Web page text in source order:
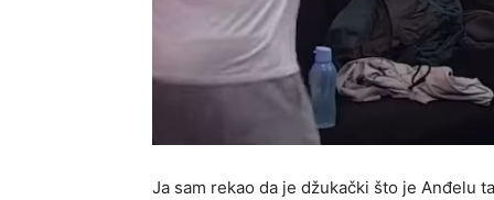
Ja sam rekao da je džukački što je Anđelu